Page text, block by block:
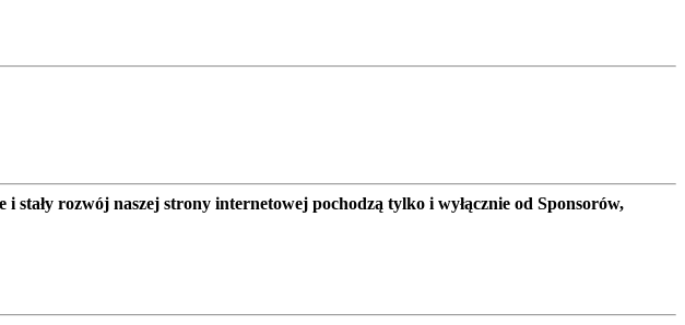
stały rozwój naszej strony internetowej pochodzą tylko i wyłącznie od Sponsorów,